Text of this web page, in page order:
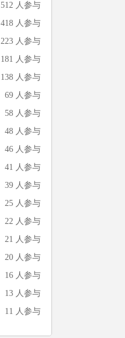
512 人参与
418 人参与
223 人参与
181 人参与
138 人参与
69 人参与
58 人参与
48 人参与
46 人参与
41 人参与
39 人参与
25 人参与
22 人参与
21 人参与
20 人参与
16 人参与
13 人参与
11 人参与